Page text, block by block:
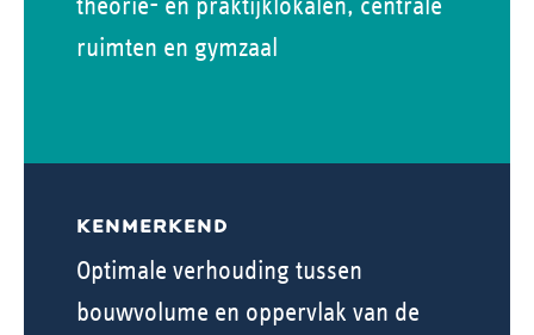
ruimten en gymzaal
KENMERKEND
Optimale verhouding tussen
bouwvolume en oppervlak van de